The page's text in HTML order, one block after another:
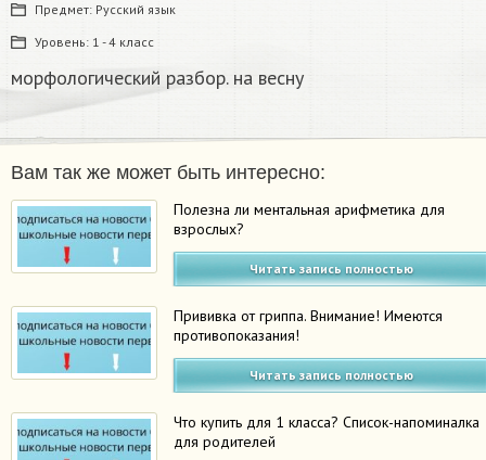
Предмет: Русский язык
Уровень: 1 - 4 класс
морфологический разбор. на весну
Вам так же может быть интересно:
Полезна ли ментальная арифметика для
взрослых?
Читать запись полностью
Прививка от гриппа. Внимание! Имеются
противопоказания!
Читать запись полностью
Что купить для 1 класса? Список-напоминалка
для родителей